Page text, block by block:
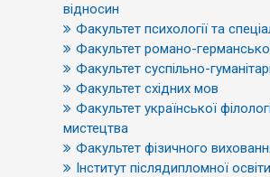
відносин
Факультет психології та
Факультет романо-германської
Факультет суспільно-
Факультет східних мов
Факультет української
мистецтва
Факультет фізичного
Інститут післядипломної освіти